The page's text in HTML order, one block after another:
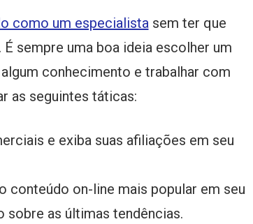
como um especialista sem ter que
sempre uma boa ideia escolher um
conhecimento e trabalhar com
as seguintes táticas:
e exiba suas afiliações em seu
conteúdo on-line mais popular em seu
sobre as últimas tendências.